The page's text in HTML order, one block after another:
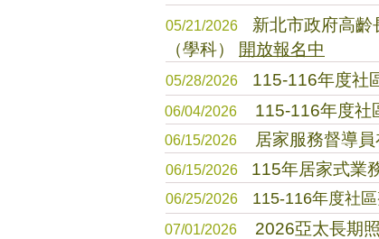
05/21/2026 新北市政府高
（學科） 開放報名中
05/28/2026 115-116年度社
06/04/2026 115-116年度社
06/15/2026 居家服務督導
06/15/2026 115年居家式業
06/25/2026 115-116年度社
07/01/2026 2026亞太長期